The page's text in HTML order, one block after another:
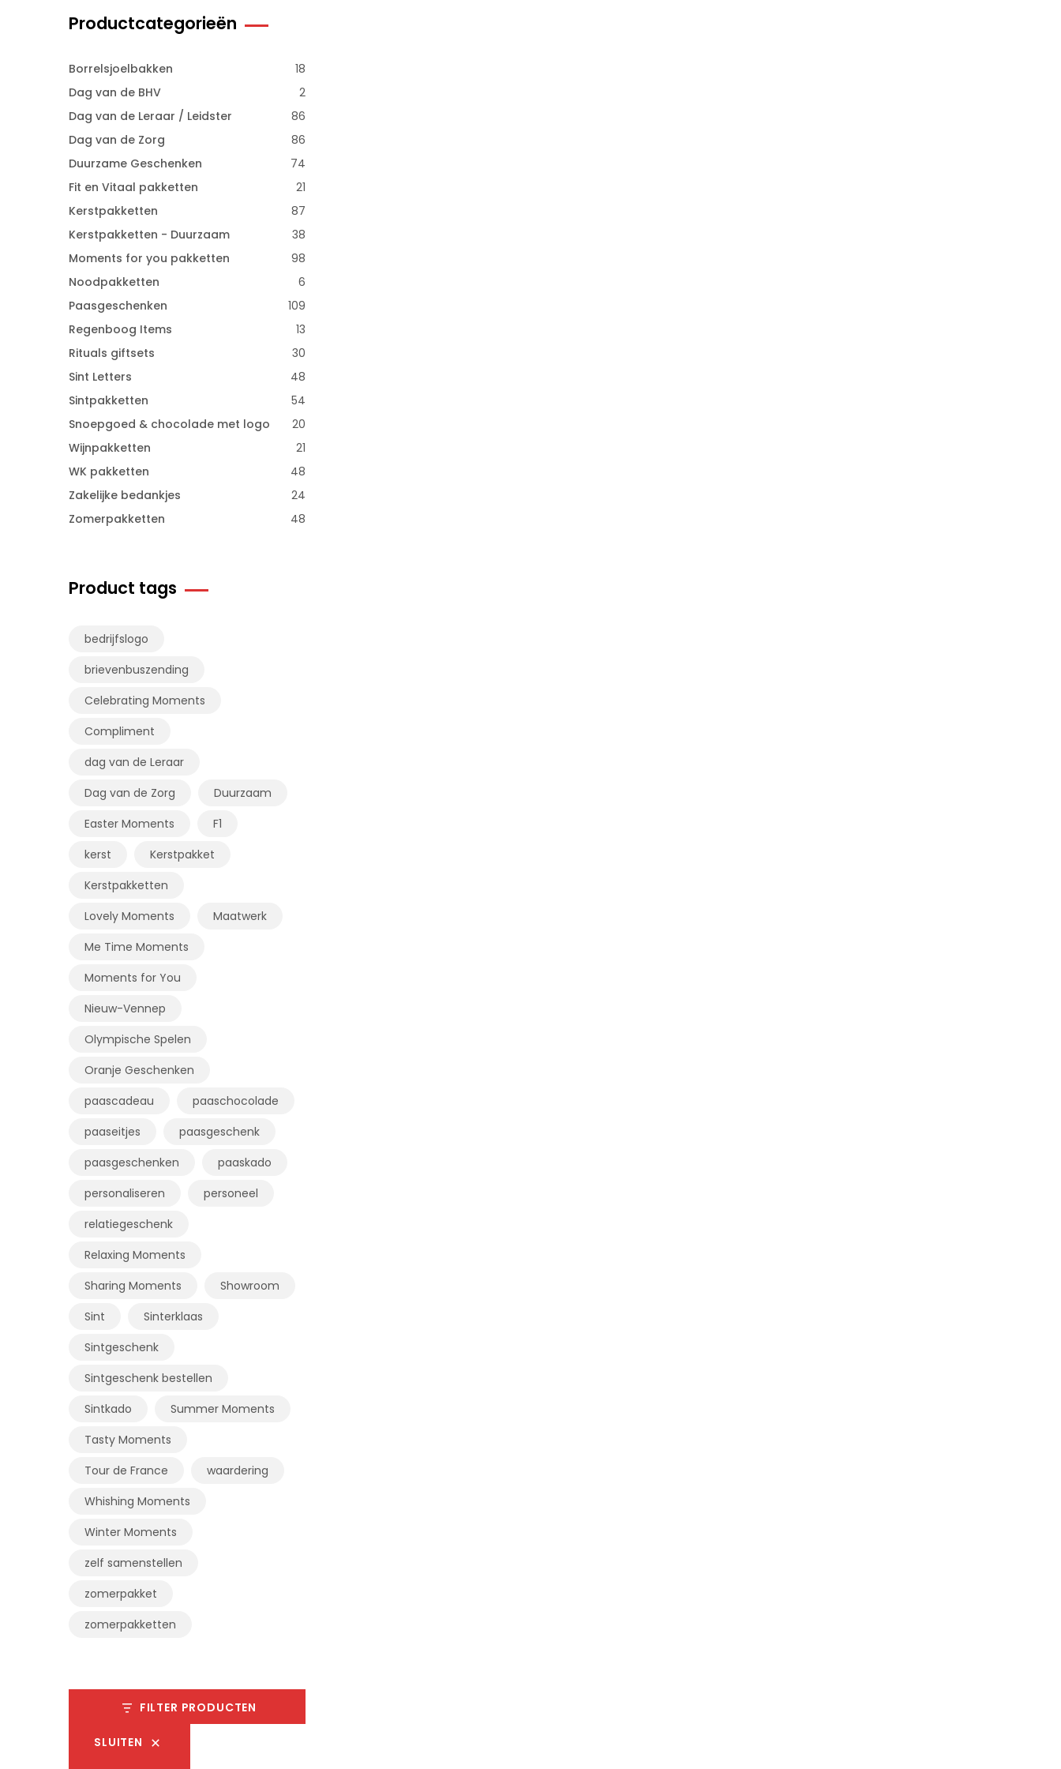
Productcategorieën
Borrelsjoelbakken
18
Dag van de BHV
2
Dag van de Leraar / Leidster
86
Dag van de Zorg
86
Duurzame Geschenken
74
Fit en Vitaal pakketten
21
Kerstpakketten
87
Kerstpakketten - Duurzaam
38
Moments for you pakketten
98
Noodpakketten
6
Paasgeschenken
109
Regenboog Items
13
Rituals giftsets
30
Sint Letters
48
Sintpakketten
54
Snoepgoed & chocolade met logo
20
Wijnpakketten
21
WK pakketten
48
Zakelijke bedankjes
24
Zomerpakketten
48
Product tags
bedrijfslogo
brievenbuszending
Celebrating Moments
Compliment
dag van de Leraar
Dag van de Zorg
Duurzaam
Easter Moments
F1
kerst
Kerstpakket
Kerstpakketten
Lovely Moments
Maatwerk
Me Time Moments
Moments for You
Nieuw-Vennep
Olympische Spelen
Oranje Geschenken
paascadeau
paaschocolade
paaseitjes
paasgeschenk
paasgeschenken
paaskado
personaliseren
personeel
relatiegeschenk
Relaxing Moments
Sharing Moments
Showroom
Sint
Sinterklaas
Sintgeschenk
Sintgeschenk bestellen
Sintkado
Summer Moments
Tasty Moments
Tour de France
waardering
Whishing Moments
Winter Moments
zelf samenstellen
zomerpakket
zomerpakketten
FILTER PRODUCTEN
SLUITEN